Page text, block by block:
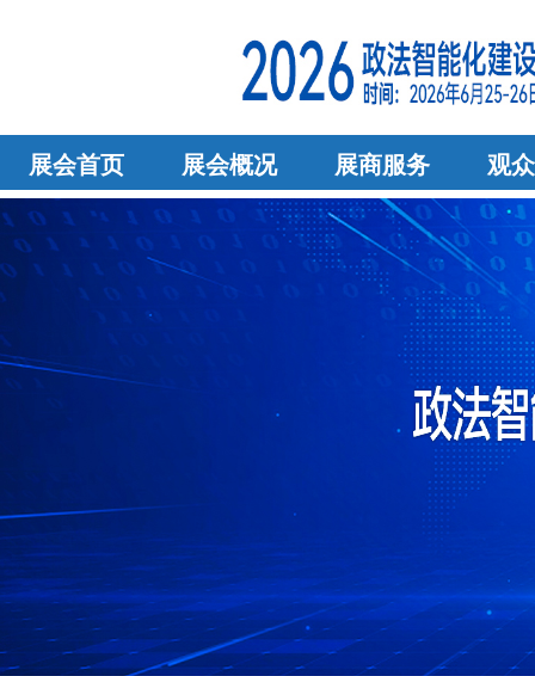
展会首页 展会概况 展商服务 观